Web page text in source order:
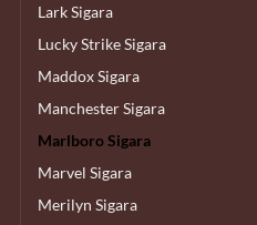
Lark Sigara
Lucky Strike Sigara
Maddox Sigara
Manchester Sigara
Marlboro Sigara
Marvel Sigara
Merilyn Sigara